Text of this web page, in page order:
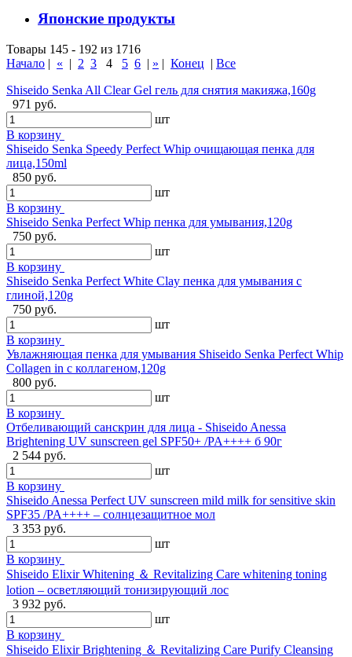
Японские продукты
Товары 145 - 192 из 1716
Начало | « | 2 3 4 5 6 | » | Конец | Все
Shiseido Senka All Clear Gel гель для снятия макияжа,160g
971 руб.
шт
В корзину
Shiseido Senka Speedy Perfect Whip очищающая пенка для
лица,150ml
850 руб.
шт
В корзину
Shiseido Senka Perfect Whip пенка для умывания,120g
750 руб.
шт
В корзину
Shiseido Senka Perfect White Clay пенка для умывания с
глиной,120g
750 руб.
шт
В корзину
Увлажняющая пенка для умывания Shiseido Senka Perfect Whip
Collagen in с коллагеном,120g
800 руб.
шт
В корзину
Отбеливающий санскрин для лица - Shiseido Anessa
Brightening UV sunscreen gel SPF50+ /PA++++ б 90г
2 544 руб.
шт
В корзину
Shiseido Anessa Perfect UV sunscreen mild milk for sensitive skin
SPF35 /PA++++ – солнцезащитное мол
3 353 руб.
шт
В корзину
Shiseido Elixir Whitening ＆ Revitalizing Care whitening toning
lotion – осветляющий тонизирующий лос
3 932 руб.
шт
В корзину
Shiseido Elixir Brightening ＆ Revitalizing Care Purify Cleansing